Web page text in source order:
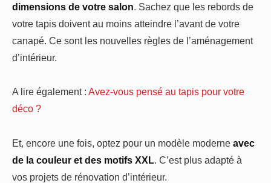
dimensions de votre salon. Sachez que les rebords de
votre tapis doivent au moins atteindre l’avant de votre
canapé. Ce sont les nouvelles règles de l’aménagement
d’intérieur.
A lire également : Avez-vous pensé au tapis pour votre
déco ?
Et, encore une fois, optez pour un modèle moderne avec
de la couleur et des motifs XXL. C’est plus adapté à
vos projets de rénovation d’intérieur.